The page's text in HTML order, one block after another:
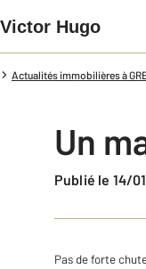
Victor Hugo
Actualités immobilières à
Un
Publié le 14/
Pas de forte